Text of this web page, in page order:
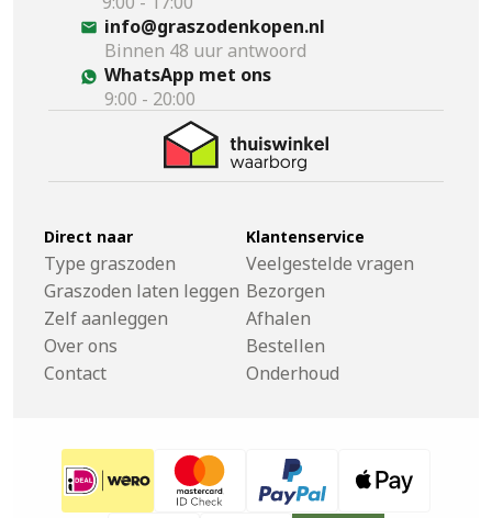
info@graszodenkopen.nl
Binnen 48 uur antwoord
WhatsApp met ons
9:00 - 20:00
Direct naar
Type graszoden
Graszoden laten leggen
Zelf aanleggen
Over ons
Contact
Klantenservice
Veelgestelde vragen
Bezorgen
Afhalen
Bestellen
Onderhoud